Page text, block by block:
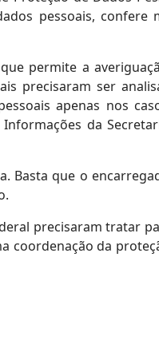
pessoais, confere
permite a
precisaram ser
apenas nos
da
Basta que o
precisaram tratar
coordenação da